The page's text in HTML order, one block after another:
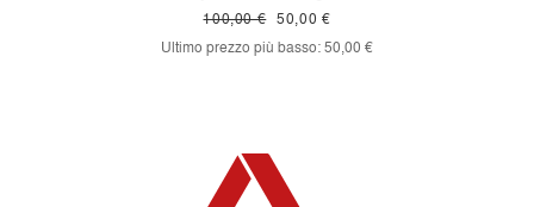
50,00 €
100,00 €
Ultimo prezzo più basso:50,00 €